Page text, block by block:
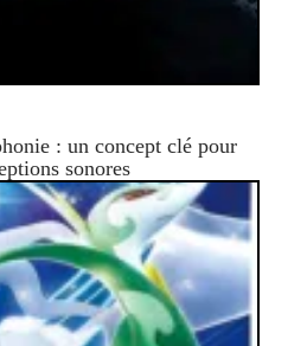
: un concept clé pour
sonores